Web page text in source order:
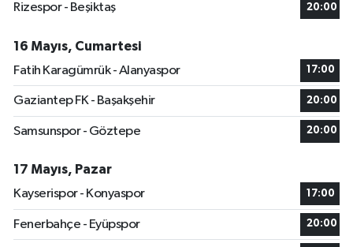
Rizespor - Beşiktaş
20:00
16 Mayıs, Cumartesi
Fatih Karagümrük - Alanyaspor
17:00
Gaziantep FK - Başakşehir 20:00
Samsunspor - Göztepe 20:00
17 Mayıs, Pazar
Kayserispor - Konyaspor
17:00
Fenerbahçe - Eyüpspor 20:00